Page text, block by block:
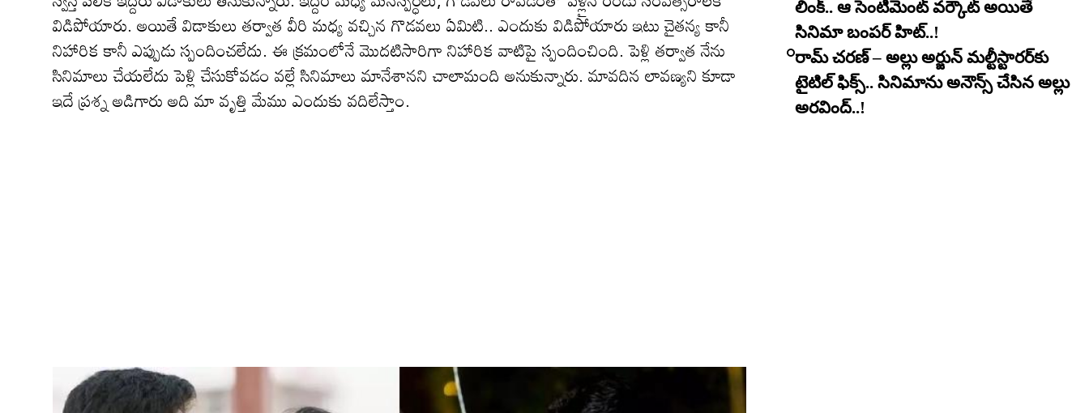
విడిపోయారు. అయితే విడాకులు తర్వాత వీరి మధ్య వచ్చిన గొడవలు ఏమిటి.. ఎందుకు విడిపోయారు ఇటు చైతన్య కానీ
నిహారిక కానీ ఎప్పుడు స్పందించలేదు. ఈ క్రమంలోనే మొదటిసారిగా నిహారిక వాటిపై స్పందించింది. పెళ్లి తర్వాత నేను
సినిమాలు చేయలేదు పెళ్లి చేసుకోవడం వల్లే సినిమాలు మానేశానని చాలామంది అనుకున్నారు. మావ‌దిన లావణ్యని కూడా
ఇదే ప్రశ్న అడిగారు అది మా వృత్తి మేము ఎందుకు వదిలేస్తాం.
లింక్.. ఆ సెంటిమెంట్ వర్కౌట్ అయితే
సినిమా బంపర్ హిట్..!
రామ్ చరణ్ – అల్లు అర్జున్ మల్టీస్టారర్​కు
టైటిల్ ఫిక్స్.. సినిమాను అనౌన్స్ చేసిన అల్లు
అరవింద్..!